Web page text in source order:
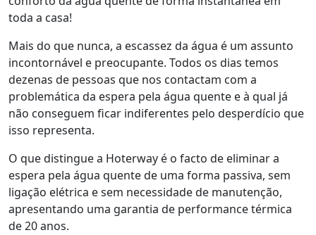
toda a casa!
Mais do que nunca, a escassez da água é um assunto
incontornável e preocupante. Todos os dias temos
dezenas de pessoas que nos contactam com a
problemática da espera pela água quente e à qual já
não conseguem ficar indiferentes pelo desperdício que
isso representa.
O que distingue a Hoterway é o facto de eliminar a
espera pela água quente de uma forma passiva, sem
ligação elétrica e sem necessidade de manutenção,
apresentando uma garantia de performance térmica
de 20 anos.